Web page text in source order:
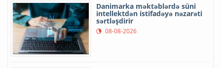
Danimarka məktəblərdə süni
intellektdən istifadəyə nəzarəti
sərtləşdirir
08-08-2026